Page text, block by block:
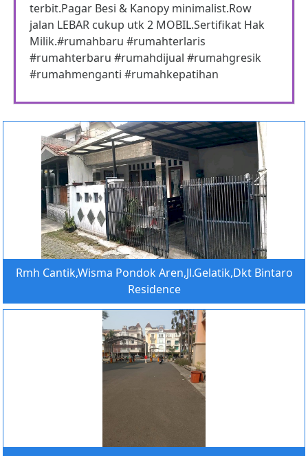
terbit.Pagar Besi & Kanopy minimalist.Row
jalan LEBAR cukup utk 2 MOBIL.Sertifikat Hak
Milik.#rumahbaru #rumahterlaris
#rumahterbaru #rumahdijual #rumahgresik
#rumahmenganti #rumahkepatihan
Rmh Cantik,Wisma Pondok Aren,Jl.Gelatik,Dkt Bintaro
Residence